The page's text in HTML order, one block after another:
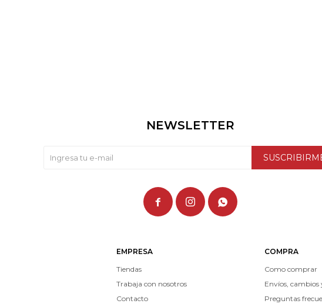
EMPRESA
Tiendas
Trabaja con nosotros
Contacto
COMPRA
Como comprar
Envíos, cambios
Preguntas
NEWSLETTER
  